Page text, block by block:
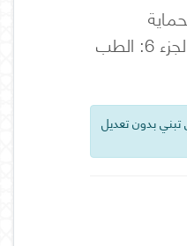
الإشعاعية — المفردات — الجزء 6: الطب
بدون تعديل